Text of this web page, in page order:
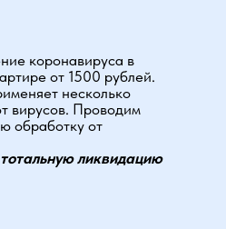
коронавируса в
от 1500 рублей.
несколько
вирусов. Проводим
обработку от
ликвидацию